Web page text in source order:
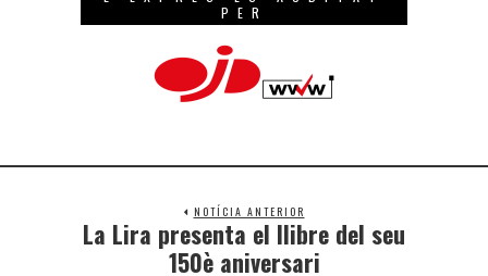
PER
NOTÍCIA ANTERIOR
La Lira presenta el llibre del seu
150è aniversari